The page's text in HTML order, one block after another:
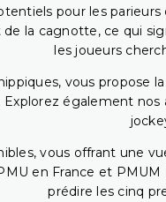
pour les
la cagnotte, ce qui
les joueurs
vous
également
vous offrant une
en France et
prédire les cinq